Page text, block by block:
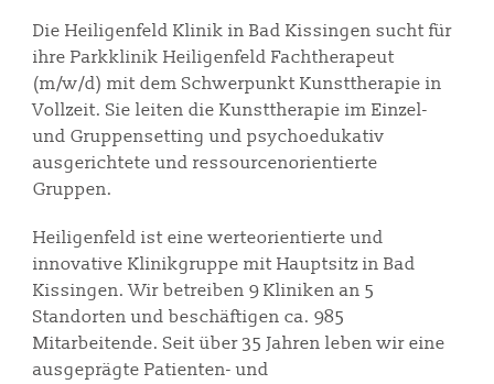
Die Heiligenfeld Klinik in Bad Kissingen sucht für
ihre Parkklinik Heiligenfeld Fachtherapeut
(m/w/d) mit dem Schwerpunkt Kunsttherapie in
Vollzeit. Sie leiten die Kunsttherapie im Einzel-
und Gruppensetting und psychoedukativ
ausgerichtete und ressourcenorientierte
Gruppen.
Heiligenfeld ist eine werteorientierte und
innovative Klinikgruppe mit Hauptsitz in Bad
Kissingen. Wir betreiben 9 Kliniken an 5
Standorten und beschäftigen ca. 985
Mitarbeitende. Seit über 35 Jahren leben wir eine
ausgeprägte Patienten- und